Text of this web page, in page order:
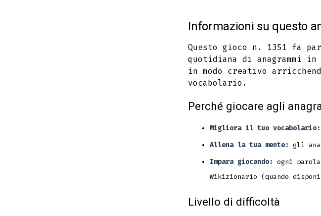
Informazioni su questo
Questo gioco n. 1351 fa
quotidiana di anagrammi
in modo creativo
vocabolario.
Perché giocare agli
Migliora il tuo vocabolario:
Allena la tua mente: gli
Impara giocando: ogni
Wikizionario (quando
Livello di difficoltà